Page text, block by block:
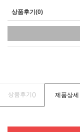
상품후기(0)
상품후기() 제품상세